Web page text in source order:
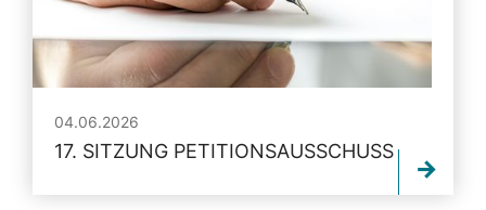
04.06.2026
17. SITZUNG PETITIONSAUSSCHUSS